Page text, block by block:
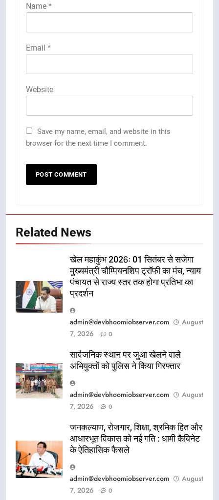
Name *
Email *
Website
Save my name, email, and website in this
browser for the next time I comment.
Related News
खेल महाकुंभ 2026ः 01 सितंबर से सजेगा
मुख्यमंत्री चौम्पियनशिप ट्रॉफी का मंच, न्याय
पंचायत से राज्य स्तर तक होगा प्रतिभा का
प्रदर्शन
admin@devbhoomiobserver.com
August
7, 2026
0
सार्वजनिक स्थान पर जुआ खेलने वाले
अभियुक्तों को पुलिस ने किया गिरफ्तार
admin@devbhoomiobserver.com
August
7, 2026
0
जनकल्याण, रोजगार, शिक्षा, श्रमिक हित और
आधारभूत विकास को नई गति : धामी कैबिनेट
के ऐतिहासिक फैसले
admin@devbhoomiobserver.com
August
7, 2026
0